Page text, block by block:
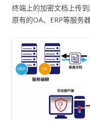
终端上的加密文档上传
原有的OA、ERP等服务